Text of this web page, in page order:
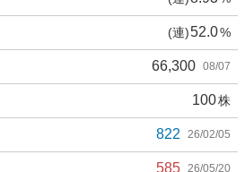
(連)52.0%
66,300 08/07
100株
822 26/02/05
585 26/05/20